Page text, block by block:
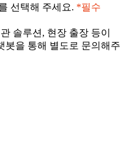
선택해 주세요. *필수
솔루션, 현장 출장 등이
봇을 통해 별도로 문의해주